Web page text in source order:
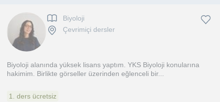
Biyoloji
Çevrimiçi dersler
Biyoloji alanında yüksek lisans yaptım. YKS Biyoloji konularına
hakimim. Birlikte görseller üzerinden eğlenceli bir...
1. ders ücretsiz